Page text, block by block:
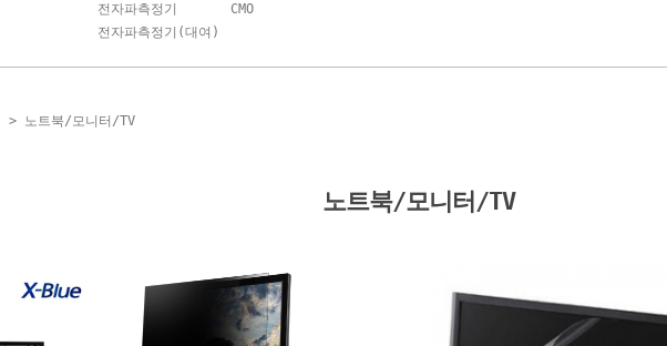
전자파측정기
전자파측정기(대여)
CMO
> 노트북/모니터/TV
노트북/모니터/TV